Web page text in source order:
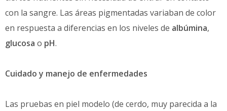
con la sangre. Las áreas pigmentadas variaban de color
en respuesta a diferencias en los niveles de albúmina,
glucosa o pH.
Cuidado y manejo de enfermedades
Las pruebas en piel modelo (de cerdo, muy parecida a la